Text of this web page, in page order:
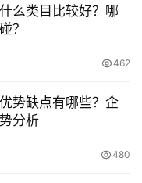
时间长吗?
?如何解决?
作者：欧阳, 微澜，如
么类目比较好？哪
？
462
势缺点有哪些？企
分析
480